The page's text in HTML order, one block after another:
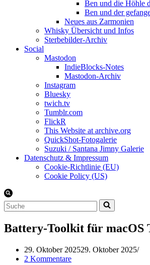
Ben und die Höhle
Ben und der
Neues aus Zarmonien
Whisky Übersicht und Infos
Sterbebilder-Archiv
Social
Mastodon
IndieBlocks-Notes
Mastodon-Archiv
Instagram
Bluesky
twich.tv
Tumblr.com
FlickR
This Website at archive.org
QuickShot-Fotogalerie
Suzuki / Santana Jimny Galerie
Datenschutz & Impressum
Cookie-Richtlinie (EU)
Cookie Policy (US)
Suchen
nach …
Battery-Toolkit für macOS
29. Oktober 202529. Oktober 2025
2 Kommentare